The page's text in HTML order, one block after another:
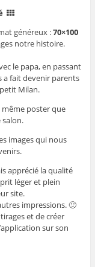
généreux :70×100
notre histoire.
le papa, en passant
a fait devenir parents
Milan.
poster que
salon.
images qui nous
apprécié la qualité
léger et plein
site.
impressions. 🙂
et de créer
sur son